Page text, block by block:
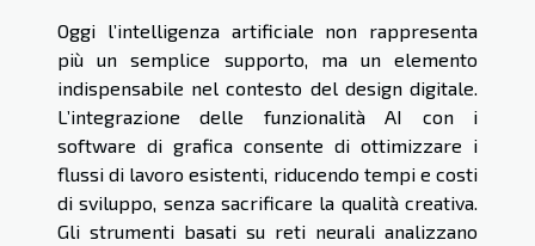
Oggi l’intelligenza artificiale non rappresenta
più un semplice supporto, ma un elemento
indispensabile nel contesto del design digitale.
L’integrazione delle funzionalità AI con i
software di grafica consente di ottimizzare i
flussi di lavoro esistenti, riducendo tempi e costi
di sviluppo, senza sacrificare la qualità creativa.
Gli strumenti basati su reti neurali analizzano